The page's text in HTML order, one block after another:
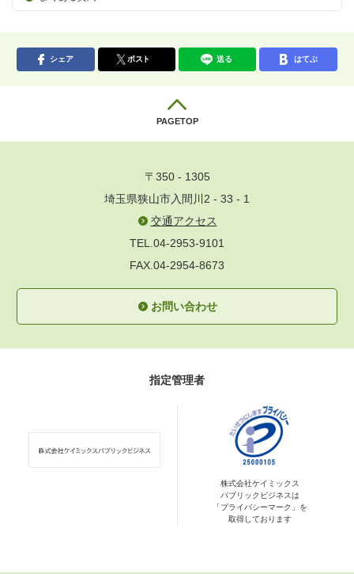
シェア ポスト 送る はてぶ
PAGETOP
〒350 - 1305
埼玉県狭山市入間川2 - 33 - 1
交通アクセス
TEL.04-2953-9101
FAX.04-2954-8673
お問い合わせ
指定管理者
株式会社ケイミックス
パブリックビジネスは
「プライバシーマーク」を
取得しております